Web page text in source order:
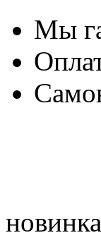
Мы
новинка